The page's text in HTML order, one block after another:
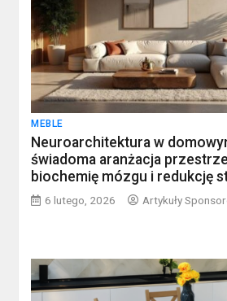
MEBLE
Neuroarchitektura w
świadoma aranżacja
biochemię mózgu i redukcję
6 lutego, 2026 Artykuły